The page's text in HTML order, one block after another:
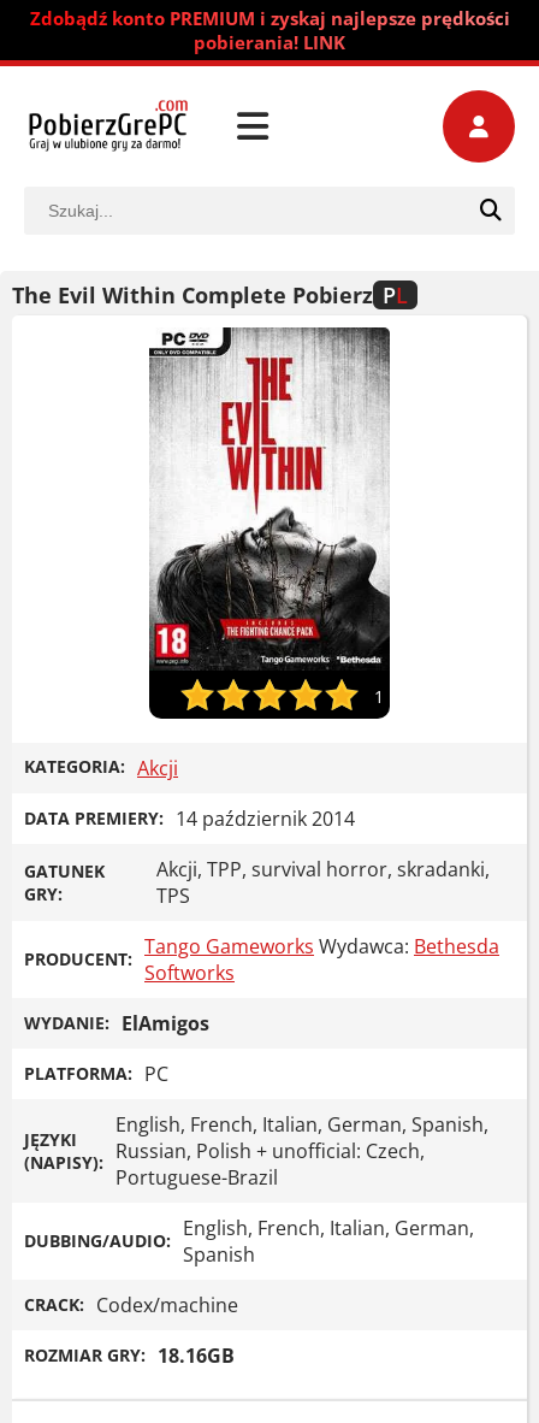
Zdobądź konto PREMIUM i zyskaj najlepsze prędkości
pobierania! LINK
The Evil Within Complete Pobierz PL
1
KATEGORIA: Akcji
DATA PREMIERY: 14 październik 2014
GATUNEK
GRY:
Akcji, TPP, survival horror, skradanki,
TPS
PRODUCENT: Tango Gameworks Wydawca: Bethesda
Softworks
WYDANIE: ElAmigos
PLATFORMA: PC
JĘZYKI
(NAPISY):
English, French, Italian, German, Spanish,
Russian, Polish + unofficial: Czech,
Portuguese-Brazil
DUBBING/AUDIO: English, French, Italian, German,
Spanish
CRACK: Codex/machine
ROZMIAR GRY: 18.16GB